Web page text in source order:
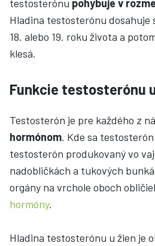
testosterónu pohybuje v
Hladina testosterónu dosahuje
18. alebo 19. roku života a
klesá.
Funkcie testosterónu
Testosterón je pre každého z
hormónom. Kde sa
testosterón produkovaný vo
nadobličkách a tukových
orgány na vrchole oboch
hormóny.
Hladina testosterónu u žien je